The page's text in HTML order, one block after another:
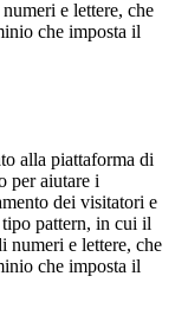
e lettere, che
che imposta il
alla piattaforma di
per aiutare i
dei visitatori e
pattern, in cui il
numeri e lettere, che
che imposta il